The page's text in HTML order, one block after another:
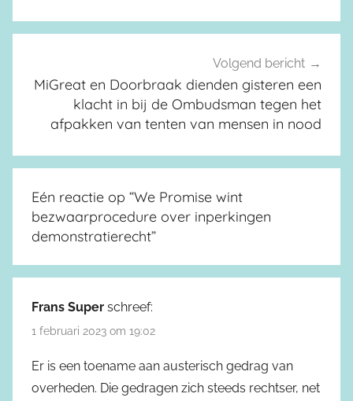
Volgend bericht
MiGreat en Doorbraak dienden gisteren een
klacht in bij de Ombudsman tegen het
afpakken van tenten van mensen in nood
Eén reactie op “We Promise wint
bezwaarprocedure over inperkingen
demonstratierecht”
Frans Super schreef:
1 februari 2023 om 19:02
Er is een toename aan austerisch gedrag van
overheden. Die gedragen zich steeds rechtser, net